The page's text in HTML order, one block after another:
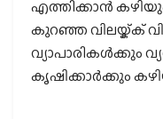
എത്തിക്കാന്‍
കുറഞ്ഞ വിലയ്ക്ക്
വ്യാപാരികള്‍ക്കും
കൃഷിക്കാര്‍ക്കും